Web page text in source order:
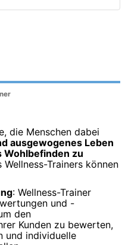
die Menschen dabei
ausgewogenes Leben
Wohlbefinden zu
Trainers können
: Wellness-Trainer
und -
den
Kunden zu bewerten,
und individuelle